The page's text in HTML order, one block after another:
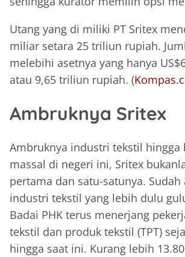
Utang yang di miliki PT Sritex
miliar setara 25 triliun rupiah.
melebihi asetnya yang hanya
atau 9,65 triliun rupiah. (
Ambruknya Sritex
Ambruknya industri tekstil hingga
massal di negeri ini, Sritex
pertama dan satu-satunya. Sudah
industri tekstil yang lebih dulu
Badai PHK terus menerjang
tekstil dan produk tekstil (TPT)
hingga saat ini. Kurang lebih